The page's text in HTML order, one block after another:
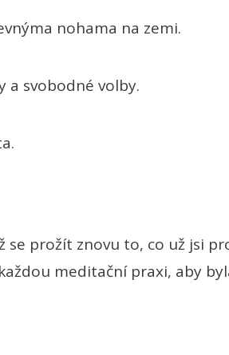
nohama na zemi.
a svobodné volby.
se prožít znovu to, co už jsi
meditační praxi, aby